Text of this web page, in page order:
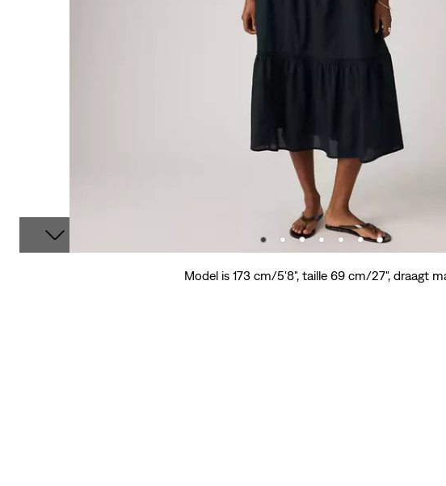
Model is 173 cm/5'8", taille 69 cm/27", draagt